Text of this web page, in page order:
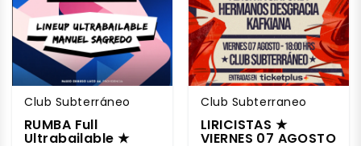
Club Subterráneo
RUMBA Full
Ultrabailable ★
Club Subterraneo
LIRICISTAS ★
VIERNES 07 AGOSTO